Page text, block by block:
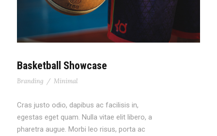
Basketball Showcase
Branding / Minimal
Cras justo odio, dapibus ac facilisis in,
egestas eget quam. Nulla vitae elit libero, a
pharetra augue. Morbi leo risus, porta ac